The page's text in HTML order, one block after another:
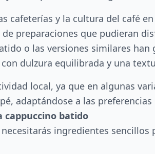
cafeterías y la cultura del café
preparaciones que pudieran
o las versiones similares
dulzura equilibrada y una
local, ya que en algunas
adaptándose a las preferencias
cappuccino batido
ingredientes